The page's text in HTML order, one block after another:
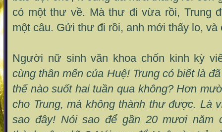
có một thư về. Mà thư đi vừa rồi, Trung
một câu. Gửi thư đi rồi, anh mới thấy lo, và
Người nữ sinh văn khoa chốn kinh kỳ
cùng thân mến của Huệ! Trung có biết là
thế nào suốt hai tuần qua không? Hơn
cho Trung, mà không thành thư được. Là
sao đây! Nói sao để gần 20 mươi năm